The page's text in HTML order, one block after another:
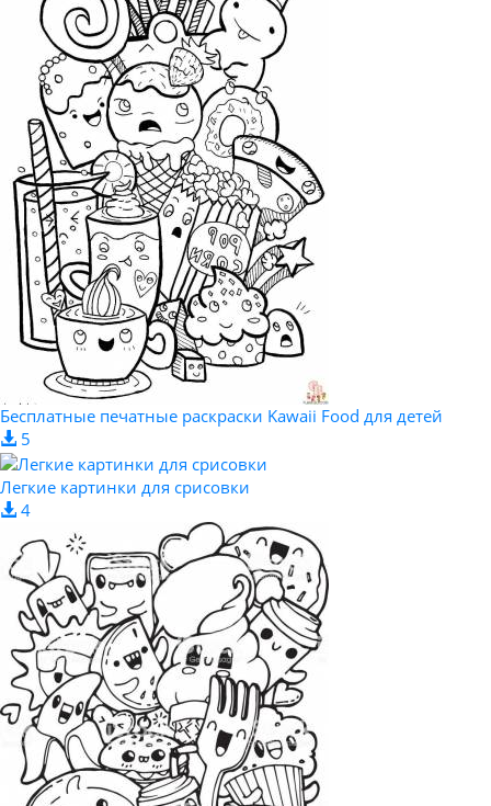
Бесплатные печатные раскраски Kawaii Food для детей
5
Легкие картинки для срисовки
4